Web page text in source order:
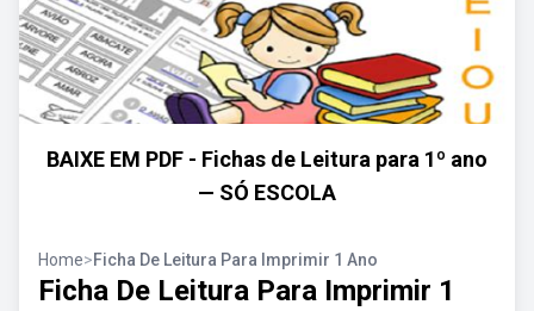
BAIXE EM PDF - Fichas de Leitura para 1º ano
— SÓ ESCOLA
Home>Ficha De Leitura Para Imprimir 1 Ano
Ficha De Leitura Para Imprimir 1